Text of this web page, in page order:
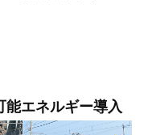
能エネルギー導入